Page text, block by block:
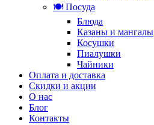
🍽️ Посуда
Блюда
Казаны и мангалы
Косушки
Пиалушки
Чайники
Оплата и доставка
Скидки и акции
О нас
Блог
Контакты